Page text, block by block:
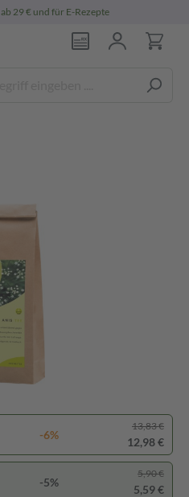
ab 29 € und für E-Rezepte
-6%
13,83 €
12,98 €
-5%
5,90 €
5,59 €